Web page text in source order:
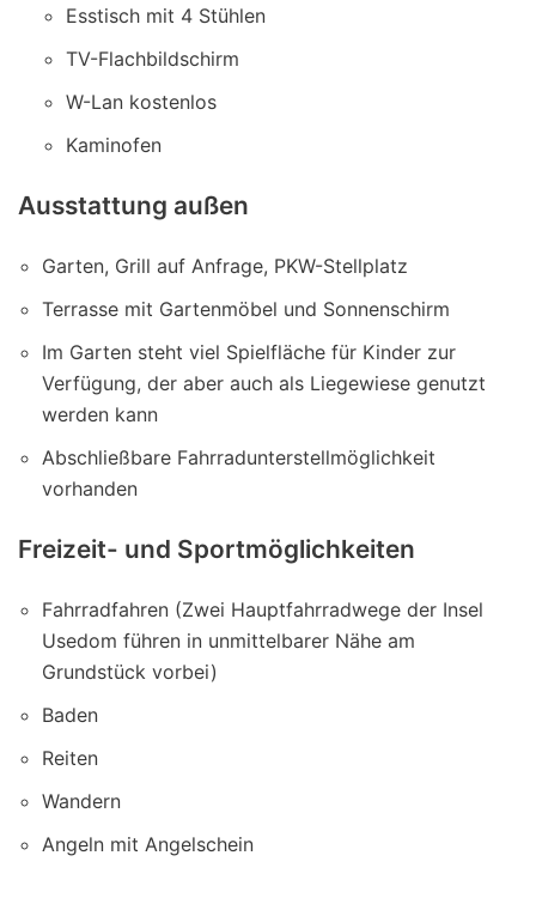
Esstisch mit 4 Stühlen
TV-Flachbildschirm
W-Lan kostenlos
Kaminofen
Ausstattung außen
Garten, Grill auf Anfrage, PKW-Stellplatz
Terrasse mit Gartenmöbel und Sonnenschirm
Im Garten steht viel Spielfläche für Kinder zur
Verfügung, der aber auch als Liegewiese genutzt
werden kann
Abschließbare Fahrradunterstellmöglichkeit
vorhanden
Freizeit- und Sportmöglichkeiten
Fahrradfahren (Zwei Hauptfahrradwege der Insel
Usedom führen in unmittelbarer Nähe am
Grundstück vorbei)
Baden
Reiten
Wandern
Angeln mit Angelschein